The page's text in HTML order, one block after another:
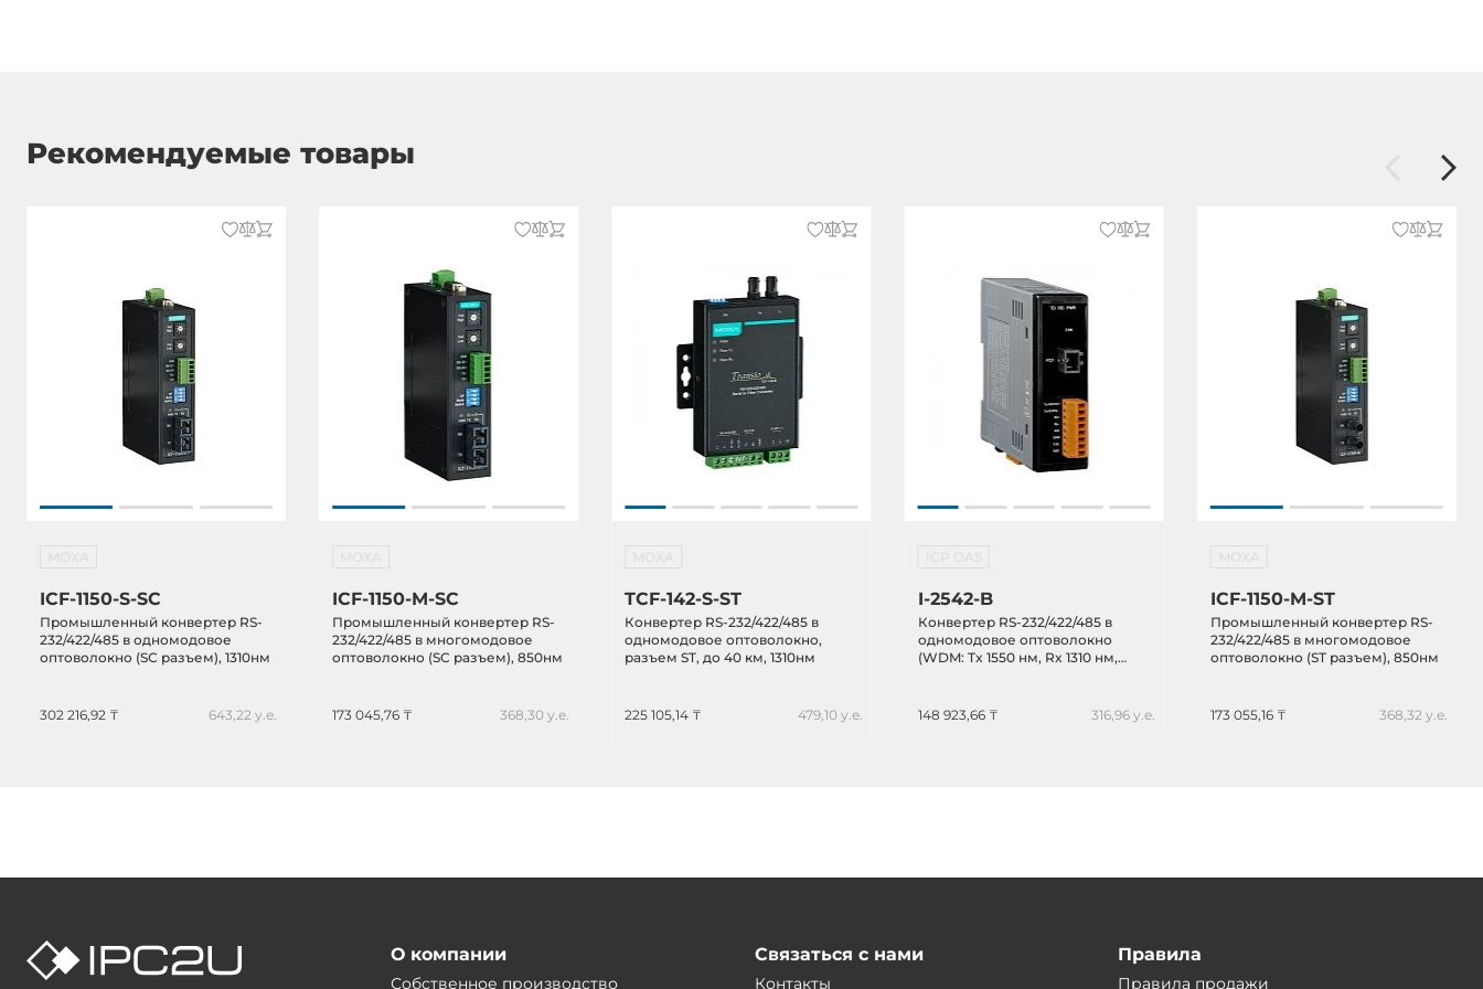
Рекомендуемые товары
ICF-1150-S-SC
Промышленный конвертер RS-
232/422/485 в одномодовое
оптоволокно (SС разъем), 1310нм
302 216,92 ₸ 643,22 у.е.
ICF-1150-M-SC
Промышленный конвертер RS-
232/422/485 в многомодовое
оптоволокно (SC разъем), 850нм
173 045,76 ₸ 368,30 у.е.
TCF-142-S-ST
Конвертер RS-232/422/485 в
одномодовое оптоволокно,
разъем ST, до 40 км, 1310нм
225 105,14 ₸ 479,10 у.е.
I-2542-B
Конвертер RS-232/422/485 в
одномодовое оптоволокно
(WDM: Tx 1550 нм, Rx 1310 нм,
148 923,66 ₸
316,96 у.е.
ICF-1150-M-ST
Промышленный конвертер RS-
232/422/485 в многомодовое
оптоволокно (ST разъем), 850нм
173 055,16 ₸ 368,32 у.е.
О компании
Собственное производство
Связаться с нами
Контакты
Правила
Правила продажи